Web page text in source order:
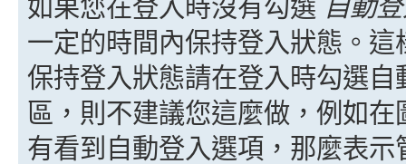
如果您在登入時沒有勾選 自動
一定的時間內保持登入狀態。
保持登入狀態請在登入時勾選
區，則不建議您這麼做，例如
有看到自動登入選項，那麼表